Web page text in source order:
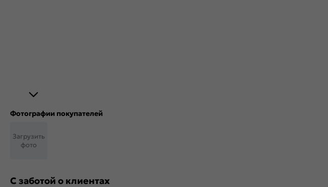
Фотографии покупателей
Загрузить
фото
С заботой о клиентах